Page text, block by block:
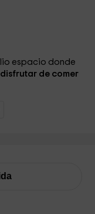
espacio donde
de comer